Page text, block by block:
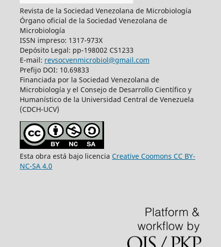
Revista de la Sociedad Venezolana de Microbiología
Órgano oficial de la Sociedad Venezolana de
Microbiología
ISSN impreso: 1317-973X
Depósito Legal: pp-198002 CS1233
E-mail: revsocvenmicrobiol@gmail.com
Prefijo DOI: 10.69833
Financiada por la Sociedad Venezolana de
Microbiología y el Consejo de Desarrollo Científico y
Humanístico de la Universidad Central de Venezuela
(CDCH-UCV)
Esta obra está bajo licencia Creative Coomons CC BY-
NC-SA 4.0